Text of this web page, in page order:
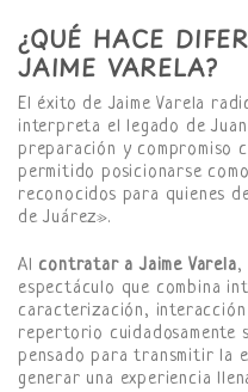
¿QUÉ HACE
JAIME VARELA?
El éxito de Jaime Varela
interpreta el legado de
preparación y compromiso
permitido posicionarse
reconocidos para quienes
de Juárez».
Al contratar a Jaime Varela,
espectáculo que combina
caracterización,
repertorio cuidadosamente
pensado para transmitir la
generar una experiencia